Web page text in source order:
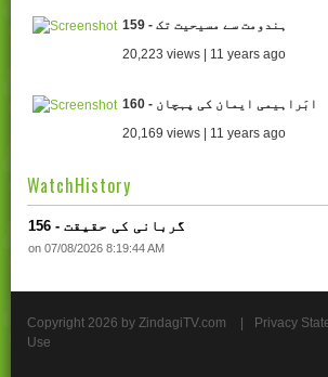
159 - ہندومت سے مسیحیت تک
20,223 views | 11 years ago
160 - ابَراہیمی ایمان کی پہچان
20,169 views | 11 years ago
WatchHistory
156 - گربانی کی حقیقت
on 07/08/2026 8:19:44 AM
Copyright 2026 by ZindagiTV.com Privacy
Use